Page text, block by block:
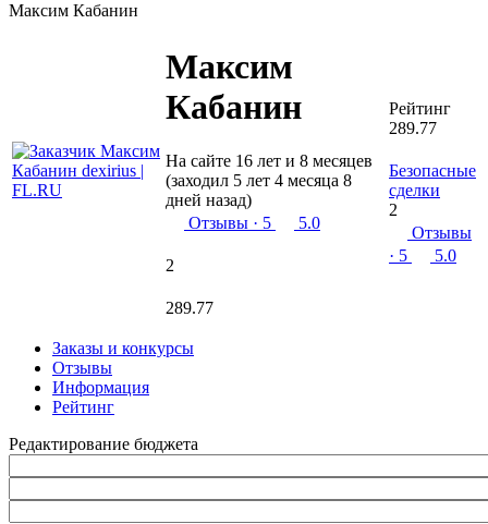
Максим Кабанин
Максим
Кабанин
На сайте 16 лет и 8 месяцев
(заходил 5 лет 4 месяца 8
дней назад)
Отзывы · 5 5.0
2
289.77
Рейтинг
289.77
Безопасные
сделки
2
Отзывы
· 5
5.0
Заказы и конкурсы
Отзывы
Информация
Рейтинг
Редактирование бюджета